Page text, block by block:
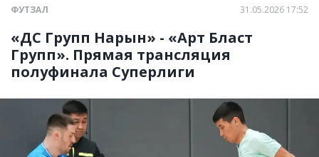
ФУТЗАЛ 31.05.2026 17:52
«ДС Групп Нарын» - «Арт Бласт
Групп». Прямая трансляция
полуфинала Суперлиги